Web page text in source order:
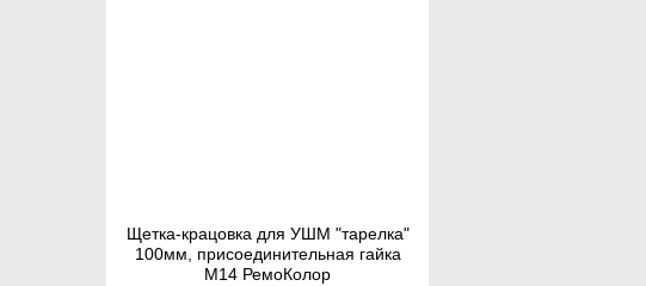
Щетка-крацовка для УШМ "тарелка"
100мм, присоединительная гайка
М14 РемоКолор